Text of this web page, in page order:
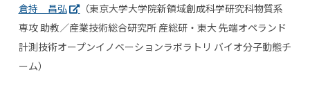
倉持 昌弘
（東京大学大学院新領域創成科学研究科物質系
専攻 助教／産業技術総合研究所 産総研・東大 先端オペランド
計測技術オープンイノベーションラボラトリ バイオ分子動態チ
ーム）